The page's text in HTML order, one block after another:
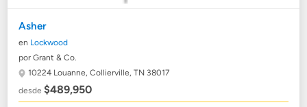
Asher
en Lockwood
por Grant & Co.
10224 Louanne,Collierville, TN 38017
desde$489,950